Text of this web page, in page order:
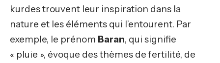
kurdes trouvent leur inspiration dans la
nature et les éléments qui l’entourent. Par
exemple, le prénom Baran, qui signifie
« pluie », évoque des thèmes de fertilité, de